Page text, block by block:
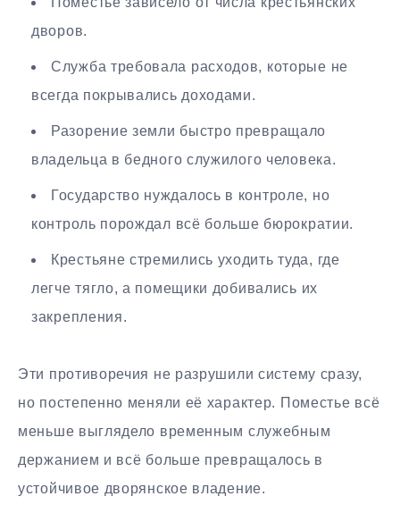
дворов.
Служба требовала расходов, которые не
всегда покрывались доходами.
Разорение земли быстро превращало
владельца в бедного служилого человека.
Государство нуждалось в контроле, но
контроль порождал всё больше бюрократии.
Крестьяне стремились уходить туда, где
легче тягло, а помещики добивались их
закрепления.
Эти противоречия не разрушили систему сразу,
но постепенно меняли её характер. Поместье всё
меньше выглядело временным служебным
держанием и всё больше превращалось в
устойчивое дворянское владение.